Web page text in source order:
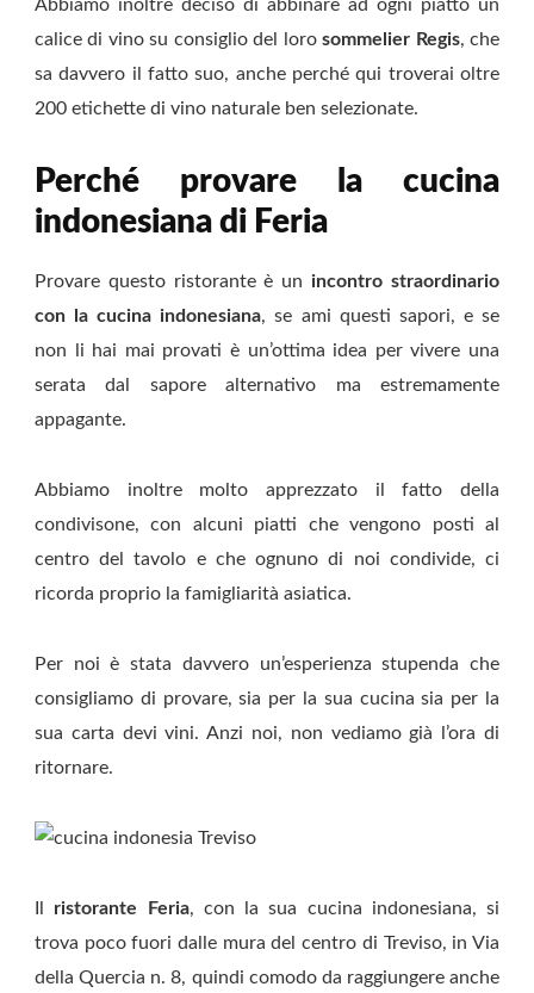
Abbiamo inoltre deciso di abbinare ad ogni piatto un
calice di vino su consiglio del lorosommelier Regis, che
sa davvero il fatto suo, anche perché qui troverai oltre
200 etichette di vino naturale ben selezionate.
Perché provare la cucina
indonesiana di Feria
Provare questo ristorante è un incontro straordinario
con la cucina indonesiana, se ami questi sapori, e se
non li hai mai provati è un’ottima idea per vivere una
serata dal sapore alternativo ma estremamente
appagante.
Abbiamo inoltre molto apprezzato il fatto della
condivisone, con alcuni piatti che vengono posti al
centro del tavolo e che ognuno di noi condivide, ci
ricorda proprio la famigliarità asiatica.
Per noi è stata davvero un’esperienza stupenda che
consigliamo di provare, sia per la sua cucina sia per la
sua carta devi vini. Anzi noi, non vediamo già l’ora di
ritornare.
ristorante Feria, con la sua cucina indonesiana, si
trova poco fuori dalle mura del centro di Treviso, in Via
della Quercia n. 8, quindi comodo da raggiungere anche